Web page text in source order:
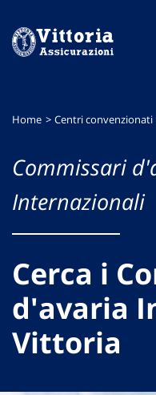
menu
contenuto
footer
Home Centri convenzionati
Commissari
Internazionali
Cerca i
d'avaria
Vittoria